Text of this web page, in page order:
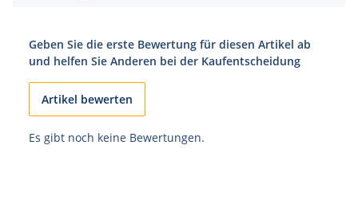
Geben Sie die erste Bewertung für diesen Artikel ab
und helfen Sie Anderen bei der Kaufentscheidung
Artikel bewerten
Es gibt noch keine Bewertungen.